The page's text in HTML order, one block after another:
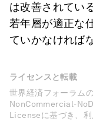
は改善されてい
若年層が適正な
ていかなければ
ライセンスと転載
世界経済フォーラム
NonCommercial-
Licenseに基づき、利